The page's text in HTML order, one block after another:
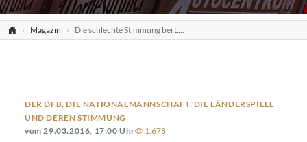
Magazin Die schlechte Stimmung bei Länderspielen
DER DFB, DIE NATIONALMANNSCHAFT, DIE LÄNDERSPIELE
UND DEREN STIMMUNG
vom 29.03.2016, 17:00 Uhr
1.678